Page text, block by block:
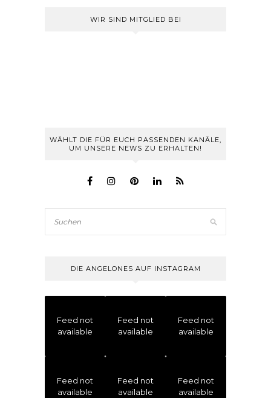
WIR SIND MITGLIED BEI
WÄHLT DIE FÜR EUCH PASSENDEN KANÄLE,
UM UNSERE NEWS ZU ERHALTEN!
DIE ANGELONES AUF INSTAGRAM
Feed not
available
Feed not
available
Feed not
available
Feed not
available
Feed not
available
Feed not
available